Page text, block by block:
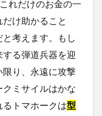
れだけのお金の一
け助かること
と考えます。もし
る弾道兵器を迎
り、永遠に攻撃
ミサイルはかな
トマホークは型